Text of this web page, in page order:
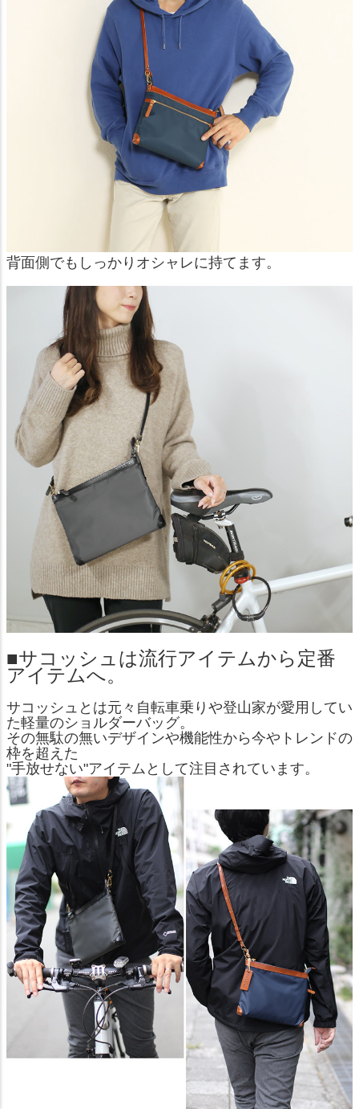
背面側でもしっかりオシャレに持てます。
■サコッシュは流行アイテムから定番
アイテムへ。
サコッシュとは元々自転車乗りや登山家が愛用してい
た軽量のショルダーバッグ。
その無駄の無いデザインや機能性から今やトレンドの
枠を超えた
"手放せない"アイテムとして注目されています。